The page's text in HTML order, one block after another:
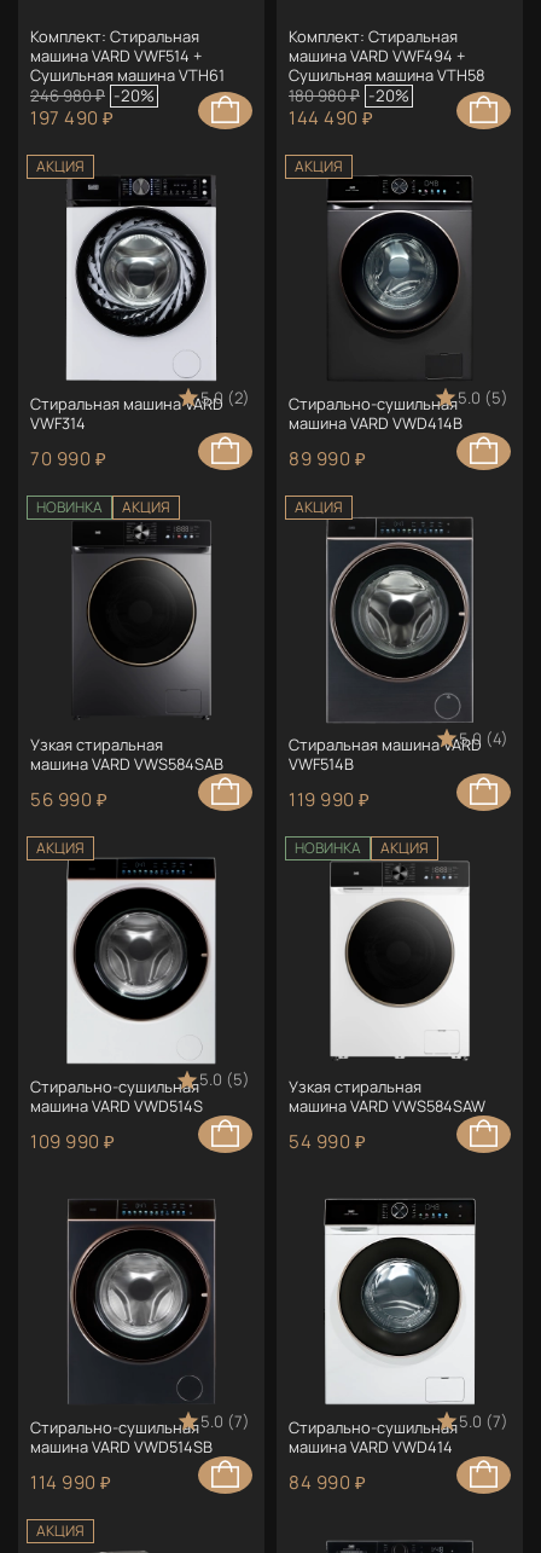
Комплект: Стиральная
машина VARD VWF514 +
Сушильная машина VTH61
246 980 ₽ -20%
197 490 ₽
Комплект: Стиральная
машина VARD VWF494 +
Сушильная машина VTH58
180 980 ₽ -20%
144 490 ₽
АКЦИЯ
5.0 (2)
Стиральная машина VARD
VWF314
70 990 ₽
АКЦИЯ
5.0 (5)
Стирально-сушильная
машина VARD VWD414B
89 990 ₽
НОВИНКА АКЦИЯ
Узкая стиральная
машина VARD VWS584SAB
56 990 ₽
АКЦИЯ
5.0 (4)
Стиральная машина VARD
VWF514B
119 990 ₽
АКЦИЯ
5.0 (5)
Стирально-сушильная
машина VARD VWD514S
109 990 ₽
НОВИНКА АКЦИЯ
Узкая стиральная
машина VARD VWS584SAW
54 990 ₽
5.0 (7)
Стирально-сушильная
машина VARD VWD514SB
114 990 ₽
5.0 (7)
Стирально-сушильная
машина VARD VWD414
84 990 ₽
АКЦИЯ